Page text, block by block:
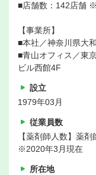
■店舗数：142店舗
【事業所】
■本社／神奈川県大
■青山オフィス／東
ビル西館4F
設立
1979年03月
従業員数
【薬剤師人数】薬
※2020年3月現在
所在地